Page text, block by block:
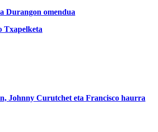
Durangon omendua
Txapelketa
Johnny Curutchet eta Francisco haurra